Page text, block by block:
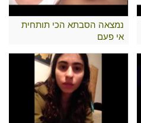
נמצאה הסבתא הכי תותחית
אי פעם